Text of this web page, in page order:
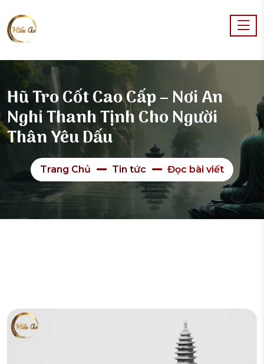
Hũ Tro Cốt Cao Cấp – Nơi An
Nghỉ Thanh Tịnh Cho Người
Thân Yêu Dấu
Trang Chủ Tin tức Đọc bài viết